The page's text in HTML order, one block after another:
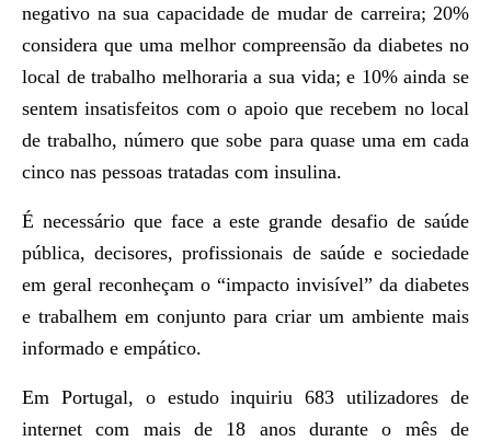
negativo na sua capacidade de mudar de carreira; 20%
considera que uma melhor compreensão da diabetes no
local de trabalho melhoraria a sua vida; e 10% ainda se
sentem insatisfeitos com o apoio que recebem no local
de trabalho, número que sobe para quase uma em cada
cinco nas pessoas tratadas com insulina.
É necessário que face a este grande desafio de saúde
pública, decisores, profissionais de saúde e sociedade
em geral reconheçam o “impacto invisível” da diabetes
e trabalhem em conjunto para criar um ambiente mais
informado e empático.
Em Portugal, o estudo inquiriu 683 utilizadores de
internet com mais de 18 anos durante o mês de